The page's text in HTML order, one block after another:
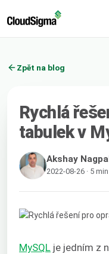
Zpět na blog
Rychlá
tabulek v
Akshay
2022-08-26 · 5
MySQL je jedním z